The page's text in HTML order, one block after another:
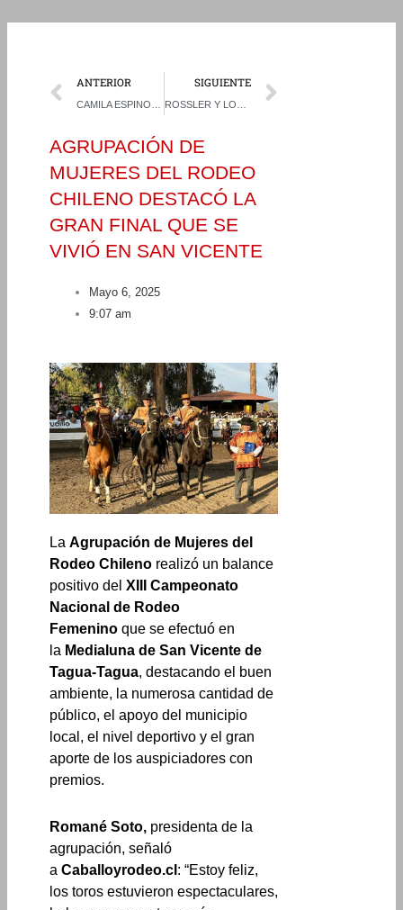
Prev
ANTERIOR SIGUIENTE
AGRUPACIÓN DE
MUJERES DEL RODEO
CHILENO DESTACÓ LA
GRAN FINAL QUE SE
VIVIÓ EN SAN VICENTE
Mayo 6, 2025
9:07 am
LaAgrupación de Mujeres del
Rodeo Chileno realizó un balance
positivo delXIII Campeonato
Nacional de Rodeo
Femenino que se efectuó en
la Medialuna de San Vicente de
Tagua-Tagua, destacando el buen
ambiente, la numerosa cantidad de
público, el apoyo del municipio
local, el nivel deportivo y el gran
aporte de los auspiciadores con
premios.
Romané Soto, presidenta de la
agrupación, señaló
aCaballoyrodeo.cl : “Estoy feliz,
los toros estuvieron espectaculares,